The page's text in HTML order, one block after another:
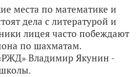
места по математике и
дела с литературой и
лицея часто побеждают
по шахматам.
Владимир Якунин -